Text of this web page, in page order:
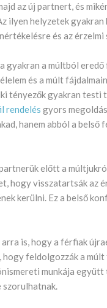
az új partnert, és
ilyen helyzetek
és az
a múltból
és a múlt
tényezők gyakran
rendelés gyors
hanem abból a belső
előtt a
hogy visszatartsák az
kerülni. Ez a belső
is, hogy a férfiak
feldolgozzák a
munkája
szorulhatnak.